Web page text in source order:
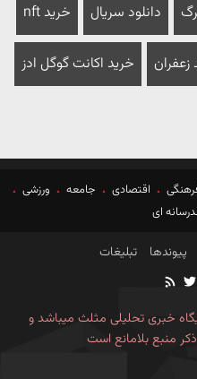
دانلود سریال خرید nft
زعفران خرید اکانت گوگل ادز
اقتصادی جامعه
ورزشی
ای
پیوندها تبلیغات
خبری تحلیلی مثلث میباشد و
منبع بلامانع است